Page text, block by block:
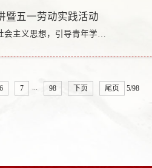
暨五一劳动实践活动
为深入学习贯彻习近平新时代中国特色社会主义思想，引导青年学子在躬身实践中坚定理想信念、厚植爱国情怀，推动做好思政“小课堂”和社会“大课堂”深度融合，5月1-5日期间，马克思主义学院组织学生以实践小组形...
6 7 ... 98 下页 尾页 5/98